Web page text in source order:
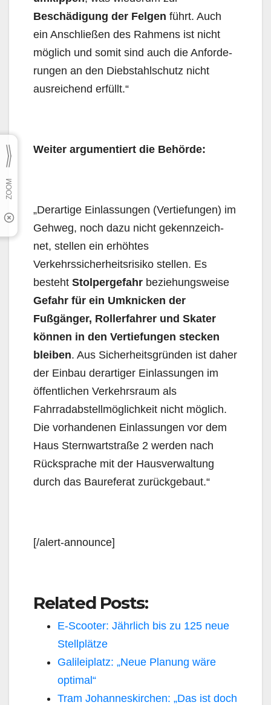
Beschädigung der Fel­gen führt. Auch
ein An­schließen des Rahmens ist nicht
möglich und somit sind auch die Anforde­
rungen an den Dieb­stahlschutz nicht
ausreichend erfüllt.“
Weiter argumentiert die Behörde:
„Derartige Einlassungen (Vertiefungen) im
Gehweg, noch dazu nicht gekenn­zeich­
net, stellen ein erhöhtes
Verkehrssicherheitsrisiko stellen. Es
besteht Stolpergefahr beziehungs­weise
Gefahr für ein Umknicken der
Fußgänger, Rollerfahrer und Skater
können in den Vertiefungen stecken
bleiben. Aus Sicherheitsgründen ist daher
der Einbau derartiger Einlassungen im
öffent­lichen Ver­kehrsraum als
Fahrradabstellmöglichkeit nicht möglich.
Die vorhandenen Einlassungen vor dem
Haus Sternwartstraße 2 werden nach
Rücksprache mit der Hausverwaltung
durch das Baureferat zurückgebaut.“
[/alert-announce]
Related Posts:
E-Scooter: Jährlich bis zu 125 neue
Stellplätze
Galileiplatz: „Neue Planung wäre
optimal“
Tram Johanneskirchen: „Das ist doch